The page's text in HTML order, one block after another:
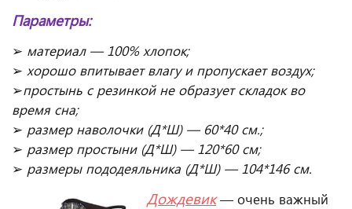
Параметры:
➢ материал — 100% хлопок;
➢ хорошо впитывает влагу и пропускает воздух;
➢простынь с резинкой не образует складок во
время сна;
➢ размер наволочки (Д*Ш) — 60*40 см.;
➢ размер простыни (Д*Ш) — 120*60 см;
➢ размеры пододеяльника (Д*Ш) — 104*146 см.
Дождевик — очень важный